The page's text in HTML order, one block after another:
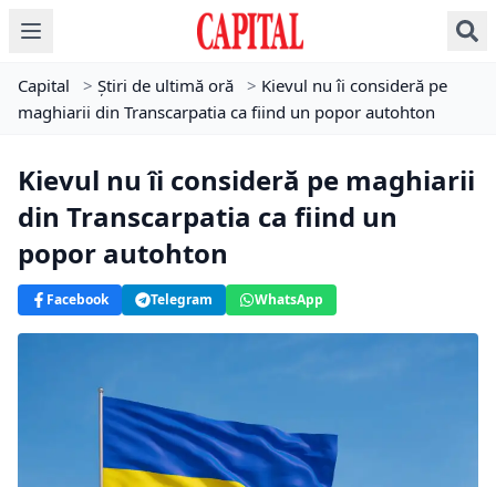
Capital > Știri de ultimă oră > Kievul nu îi consideră pe
maghiarii din Transcarpatia ca fiind un popor autohton
Kievul nu îi consideră pe maghiarii
din Transcarpatia ca fiind un
popor autohton
Facebook Telegram WhatsApp